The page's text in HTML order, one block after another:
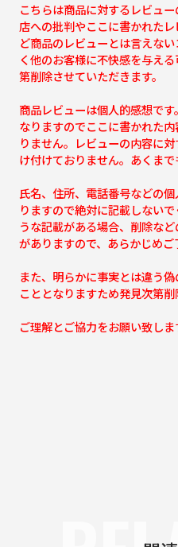
こちらは商品に対するレビュ
店への批判やここに書かれた
ど商品のレビューとは言えな
く他のお客様に不快感を与え
第削除させていただきます。
商品レビューは個人的感想で
なりますのでここに書かれた
りません。レビューの内容に
け付けておりません。あくまで
氏名、住所、電話番号などの
りますので絶対に記載しない
うな記載がある場合、削除な
がありますので、あらかじめご
また、明らかに事実とは違う
こととなりますため発見次第削
ご理解とご協力をお願い致しま